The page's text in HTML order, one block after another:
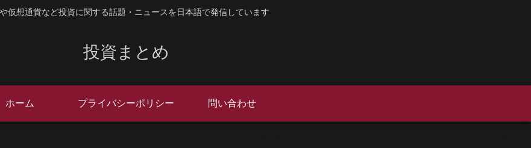
仮想通貨など投資に関する話題・ニュースを日本語で発信しています
投資まとめ
ホーム プライバシーポリシー 問い合わせ